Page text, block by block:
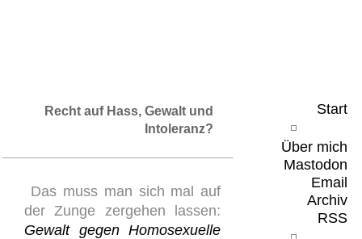
Start
Über mich
Mastodon
Email
Archiv
RSS
Recht auf Hass, Gewalt und
Intoleranz?
Das muss man sich mal auf
der Zunge zergehen lassen:
Gewalt gegen Homosexuelle